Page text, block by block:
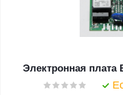
Электронная плата